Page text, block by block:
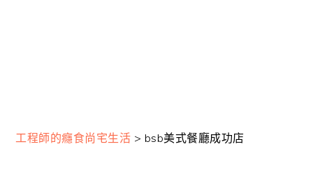
工程師的癮食尚宅生活 > bsb美式餐廳成功店